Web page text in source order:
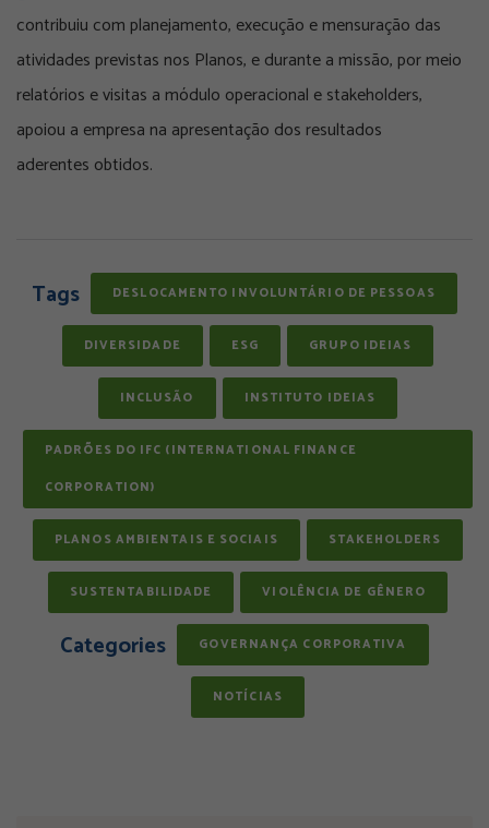
contribuiu com planejamento, execução e mensuração das
atividades previstas nos Planos, e durante a missão, por meio
relatórios e visitas a módulo operacional e stakeholders,
apoiou a empresa na apresentação dos resultados
aderentes obtidos.
Tags DESLOCAMENTO INVOLUNTÁRIO DE PESSOAS
DIVERSIDADE ESG GRUPO IDEIAS
INCLUSÃO INSTITUTO IDEIAS
PADRÕES DO IFC (INTERNATIONAL FINANCE
CORPORATION)
PLANOS AMBIENTAIS E SOCIAIS STAKEHOLDERS
SUSTENTABILIDADE VIOLÊNCIA DE GÊNERO
Categories GOVERNANÇA CORPORATIVA
NOTÍCIAS